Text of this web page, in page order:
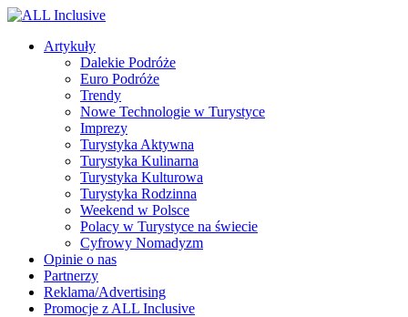
Artykuły
Dalekie Podróże
Euro Podróże
Trendy
Nowe Technologie w Turystyce
Imprezy
Turystyka Aktywna
Turystyka Kulinarna
Turystyka Kulturowa
Turystyka Rodzinna
Weekend w Polsce
Polacy w Turystyce na świecie
Cyfrowy Nomadyzm
Opinie o nas
Partnerzy
Reklama/Advertising
Promocje z ALL Inclusive